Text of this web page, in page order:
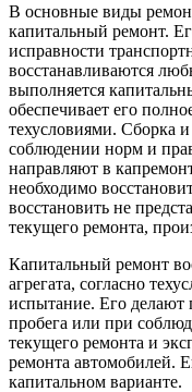
В основные виды
капитальный ремонт.
исправности
восстанавливаются
выполняется
обеспечивает его
техусловиями. Сборка
соблюдении норм и
направляют в
необходимо
восстановить не
текущего ремонта,
Капитальный ремонт
агрегата, согласно
испытание. Его делают
пробега или при
текущего ремонта и
ремонта автомобилей.
капитальном варианте.